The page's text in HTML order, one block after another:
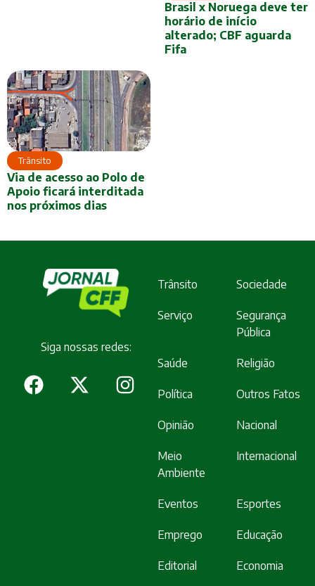
Brasil x Noruega deve ter
horário de início
alterado; CBF aguarda
Fifa
Trânsito
Via de acesso ao Polo de
Apoio ficará interditada
nos próximos dias
Siga nossas redes:
Trânsito Sociedade
Serviço
Segurança
Pública
Saúde Religião
Política Outros Fatos
Opinião Nacional
Meio
Ambiente
Internacional
Eventos Esportes
Emprego Educação
Editorial Economia